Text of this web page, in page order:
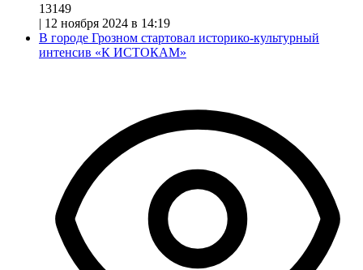
13149
| 12 ноября 2024 в 14:19
В городе Грозном стартовал историко-культурный
интенсив «К ИСТОКАМ»